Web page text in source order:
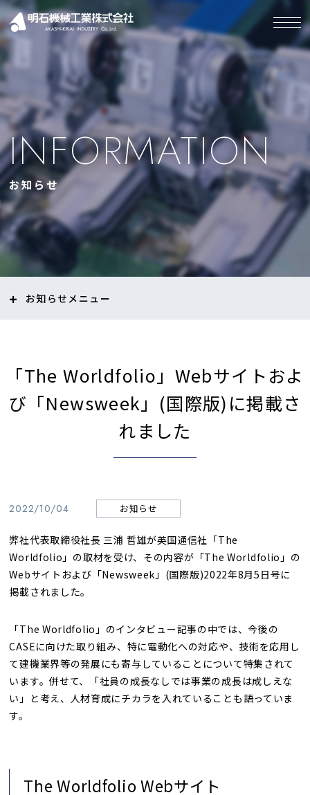
INFORMATION
お知らせ
お知らせ
「The Worldfolio」Webサイトおよ
び「Newsweek」(国際版)に掲載さ
れました
2022/10/04 お知らせ
弊社代表取締役社長 三浦 哲雄が英国通信社「The
Worldfolio」の取材を受け、その内容が「The Worldfolio」の
Webサイトおよび「Newsweek」(国際版)2022年8月5日号に
掲載されました。
「The Worldfolio」のインタビュー記事の中では、今後の
CASEに向けた取り組み、特に電動化への対応や、技術を応用し
て建機業界等の発展にも寄与していることについて特集されて
います。併せて、「社員の成長なしでは事業の成長は成しえな
い」と考え、人材育成にチカラを入れていることも語っていま
す。
The Worldfolio Webサイト